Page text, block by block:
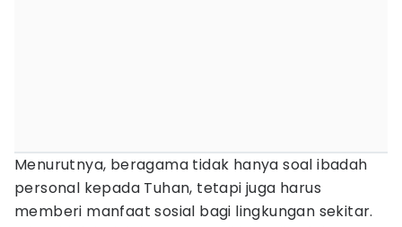
Menurutnya, beragama tidak hanya soal ibadah
personal kepada Tuhan, tetapi juga harus
memberi manfaat sosial bagi lingkungan sekitar.